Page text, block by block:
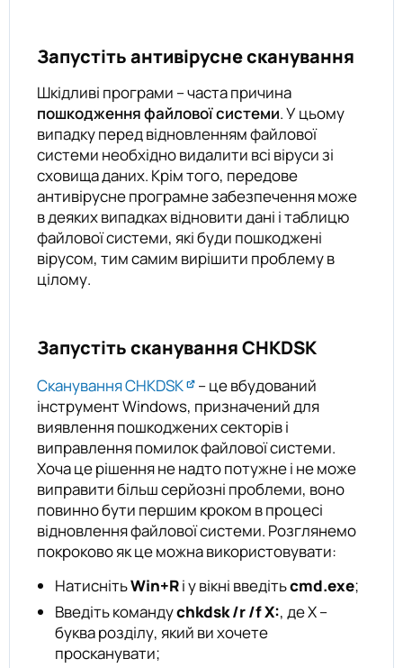
Запустіть антивірусне сканування
Шкідливі програми – часта причина
пошкодження файлової системи. У цьому
випадку перед відновленням файлової
системи необхідно видалити всі віруси зі
сховища даних. Крім того, передове
антивірусне програмне забезпечення може
в деяких випадках відновити дані і таблицю
файлової системи, які буди пошкоджені
вірусом, тим самим вирішити проблему в
цілому.
Запустіть сканування CHKDSK
Сканування CHKDSK
– це вбудований
інструмент Windows, призначений для
виявлення пошкоджених секторів і
виправлення помилок файлової системи.
Хоча це рішення не надто потужне і не може
виправити більш серйозні проблеми, воно
повинно бути першим кроком в процесі
відновлення файлової системи. Розглянемо
покроково як це можна використовувати:
НатиснітьWin+Rі у вікні введітьcmd.exe;
Введіть командуchkdsk /r /f X:, де X –
буква розділу, який ви хочете
просканувати;